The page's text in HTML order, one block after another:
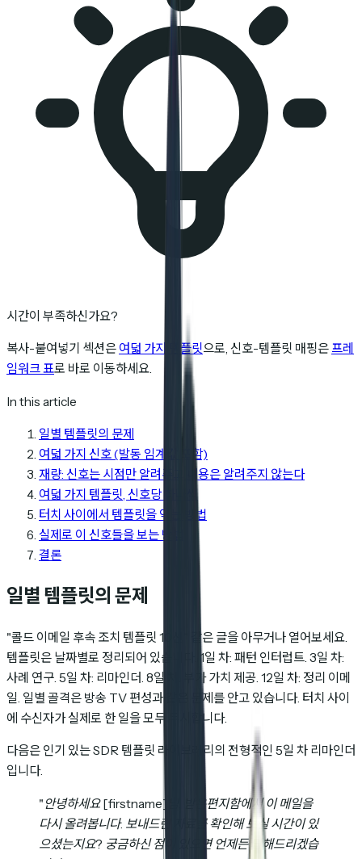
시간이 부족하신가요?
복사-붙여넣기 섹션은 여덟 가지 템플릿으로, 신호-템플릿 매핑은 프레
임워크 표로 바로 이동하세요.
In this article
일별 템플릿의 문제
여덟 가지 신호 (발동 임계값 포함)
재량: 신호는 시점만 알려주고 내용은 알려주지 않는다
여덟 가지 템플릿, 신호당 하나씩
터치 사이에서 템플릿을 엮는 방법
실제로 이 신호들을 보는 방법
결론
일별 템플릿의 문제
"콜드 이메일 후속 조치 템플릿 10선" 같은 글을 아무거나 열어보세요.
템플릿은 날짜별로 정리되어 있습니다. 1일 차: 패턴 인터럽트. 3일 차:
사례 연구. 5일 차: 리마인더. 8일 차: 부가 가치 제공. 12일 차: 정리 이메
일. 일별 골격은 방송 TV 편성과 같은 문제를 안고 있습니다. 터치 사이
에 수신자가 실제로 한 일을 모두 무시합니다.
다음은 인기 있는 SDR 템플릿 라이브러리의 전형적인 5일 차 리마인더
입니다.
"안녕하세요 [firstname]님, 받은편지함에서 이 메일을
다시 올려봅니다. 보내드린 자료를 확인해 보실 시간이 있
으셨는지요? 궁금하신 점이 있으면 언제든 답해드리겠습